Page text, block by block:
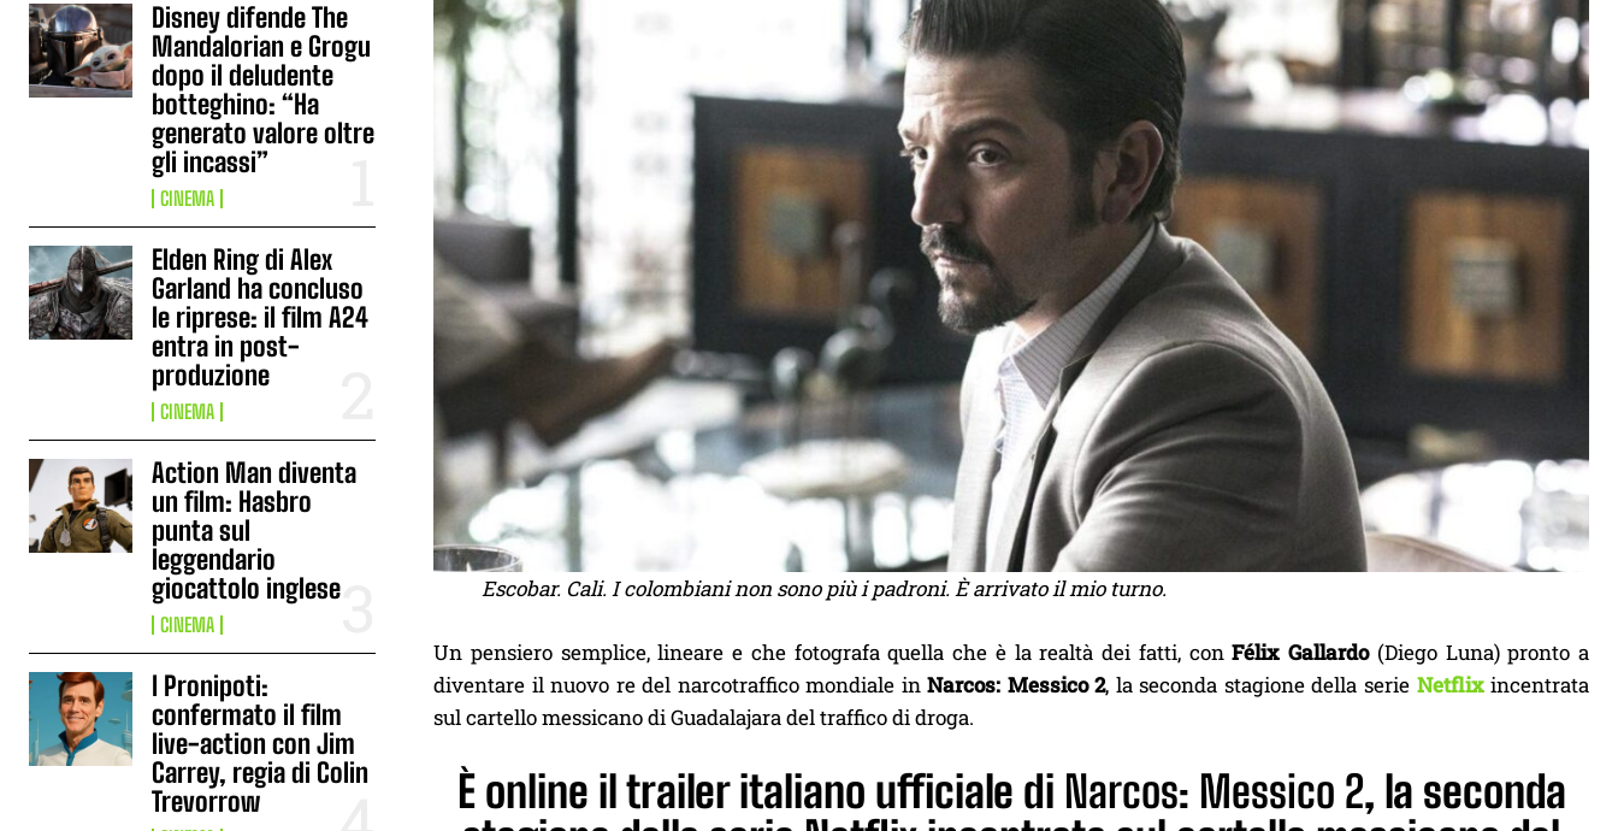
Disney difende The
Mandalorian e Grogu
dopo il deludente
botteghino: “Ha
generato valore oltre
gli incassi”
CINEMA
Elden Ring di Alex
Garland ha concluso
le riprese: il film A24
entra in post-
produzione
CINEMA
Action Man diventa
un film: Hasbro
punta sul
leggendario
giocattolo inglese
CINEMA
I Pronipoti:
confermato il film
live-action con Jim
Carrey, regia di Colin
Trevorrow
Escobar. Cali. I colombiani non sono più i padroni. È arrivato il mio turno.
Un pensiero semplice, lineare e che fotografa quella che è la realtà dei fatti, conFélix Gallardo(Diego Luna) pronto a
diventare il nuovo re del narcotraffico mondiale inNarcos: Messico 2, la seconda stagione della serie Netflixincentrata
sul cartello messicano di Guadalajara del traffico di droga.
È online il trailer italiano ufficiale di Narcos: Messico 2, la seconda